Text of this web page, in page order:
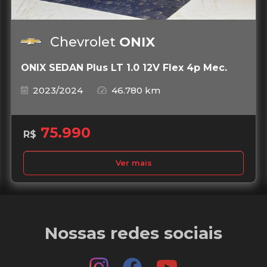
Chevrolet ONIX
ONIX SEDAN Plus LT 1.0 12V Flex 4p Mec.
2023/2024
46.780 km
R$ 75.990
Ver mais
Nossas redes sociais